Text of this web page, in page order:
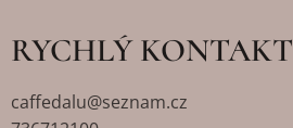
RYCHLÝ KONTAKT
caffedalu@seznam.cz